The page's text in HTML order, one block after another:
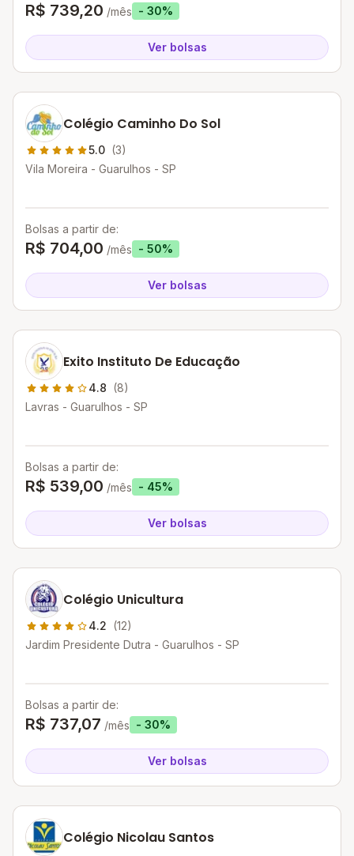
R$ 739,20 /mês - 30%
Ver bolsas
Colégio Caminho Do Sol
5.0 (3)
Vila Moreira - Guarulhos - SP
Bolsas a partir de:
R$ 704,00 /mês - 50%
Ver bolsas
Exito Instituto De Educação
4.8 (8)
Lavras - Guarulhos - SP
Bolsas a partir de:
R$ 539,00 /mês - 45%
Ver bolsas
Colégio Unicultura
4.2 (12)
Jardim Presidente Dutra - Guarulhos - SP
Bolsas a partir de:
R$ 737,07 /mês - 30%
Ver bolsas
Colégio Nicolau Santos